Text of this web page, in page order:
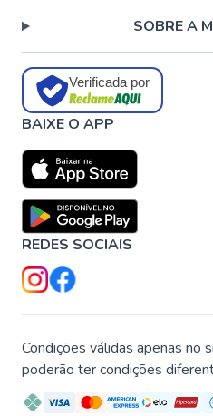
SOBRE A
Verificada por
BAIXE O APP
REDES SOCIAIS
Condições válidas apenas no
poderão ter condições